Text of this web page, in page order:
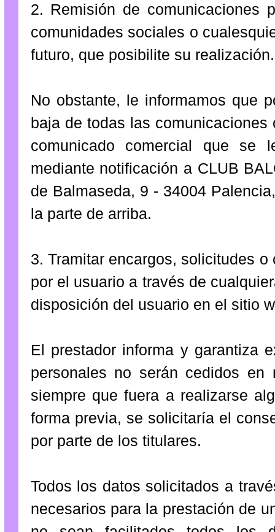
2. Remisión de comunicaciones
comunidades sociales o
futuro, que posibilite su realización.
No obstante, le informamos que
baja de todas las
comunicado comercial que se
mediante notificación a CLUB
de Balmaseda, 9 - 34004
la parte de arriba.
3. Tramitar encargos, solicitudes
por el usuario a través de
disposición del usuario en el sitio
El prestador informa y garantiza
personales no serán cedidos
siempre que fuera a realizarse
forma previa, se solicitaría el
por parte de los titulares.
Todos los datos solicitados a
necesarios para la prestación de